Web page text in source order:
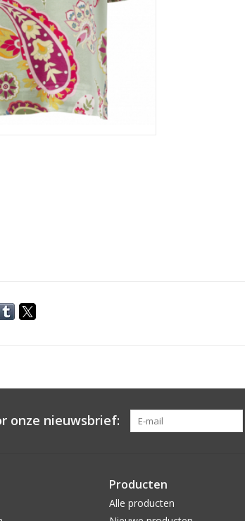
onze nieuwsbrief:
Producten
Alle producten